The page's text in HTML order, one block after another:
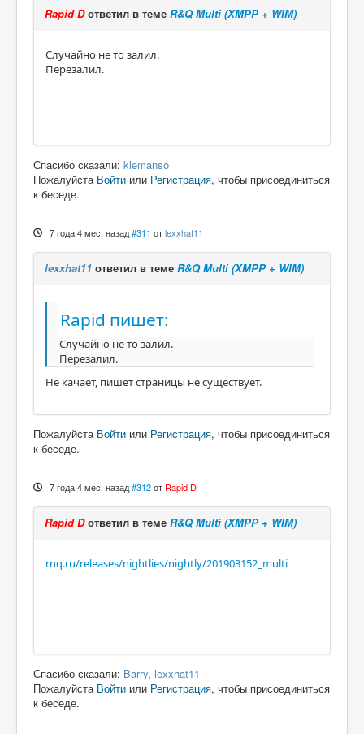
Rapid Dответил в теме R&Q Multi (XMPP + WIM)
Случайно не то залил.
Перезалил.
Спасибо сказали: klemanso
Пожалуйста Войти или Регистрация, чтобы присоединиться
к беседе.
7 года 4 мес. назад #311 отlexxhat11
lexxhat11 ответил в теме R&Q Multi (XMPP + WIM)
Rapid пишет:
Случайно не то залил.
Перезалил.
Не качает, пишет страницы не существует.
Пожалуйста Войти или Регистрация, чтобы присоединиться
к беседе.
7 года 4 мес. назад #312 от Rapid D
Rapid Dответил в теме R&Q Multi (XMPP + WIM)
rnq.ru/releases/nightlies/nightly/201903152_multi
Спасибо сказали: Barry, lexxhat11
Пожалуйста Войти или Регистрация, чтобы присоединиться
к беседе.